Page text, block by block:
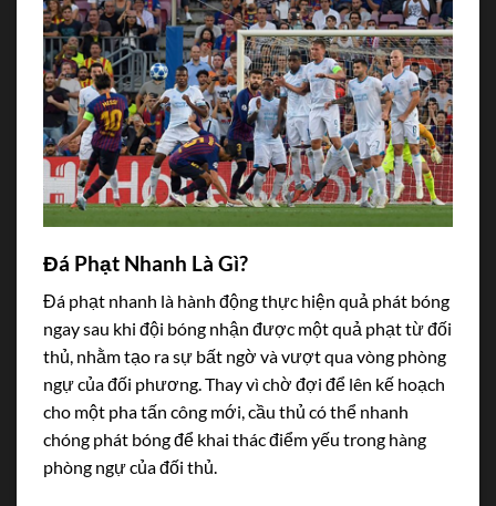
Đá Phạt Nhanh Là Gì?
Đá phạt nhanh là hành động thực hiện quả phát bóng
ngay sau khi đội bóng nhận được một quả phạt từ đối
thủ, nhằm tạo ra sự bất ngờ và vượt qua vòng phòng
ngự của đối phương. Thay vì chờ đợi để lên kế hoạch
cho một pha tấn công mới, cầu thủ có thể nhanh
chóng phát bóng để khai thác điểm yếu trong hàng
phòng ngự của đối thủ.